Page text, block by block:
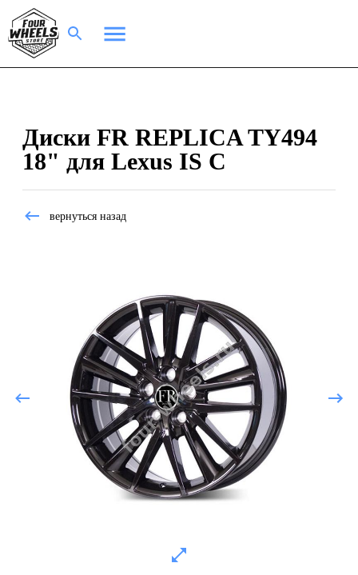
Диски FR REPLICA TY494
18" для Lexus IS C
вернуться назад